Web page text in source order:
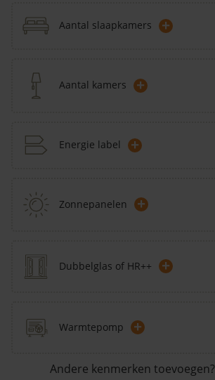
Aantal slaapkamers +
Aantal kamers +
Energie label +
Zonnepanelen +
Dubbelglas of HR++ +
Warmtepomp +
Andere kenmerken toevoegen?